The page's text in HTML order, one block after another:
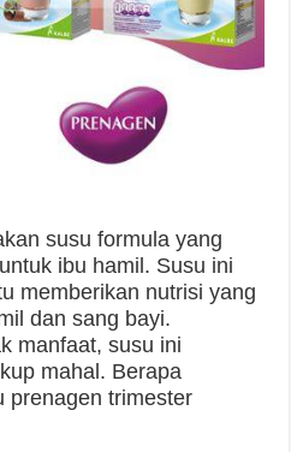
susu formula yang
ibu hamil. Susu ini
memberikan nutrisi yang
dan sang bayi.
manfaat, susu ini
mahal. Berapa
prenagen trimester